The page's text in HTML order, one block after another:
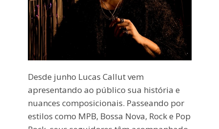
Desde junho Lucas Callut vem
apresentando ao público sua história e
nuances composicionais. Passeando por
estilos como MPB, Bossa Nova, Rock e Pop